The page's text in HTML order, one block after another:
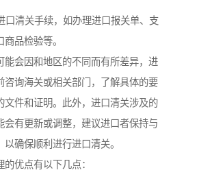
口清关手续，如办理进口报关单、支
品检验等。
能会因和地区的不同而有所差异，进
咨询海关或相关部门，了解具体的要
文件和证明。此外，进口清关涉及的
会有更新或调整，建议进口者保持与
确保顺利进行进口清关。
优点有以下几点：